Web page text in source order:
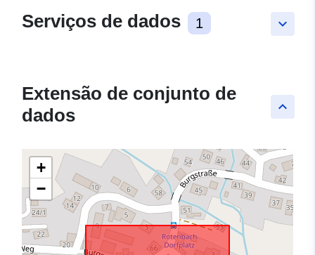
keyboard_arrow_down
Serviços de dados 1
keyboard_arrow_up
Extensão de conjunto de
dados
+
−